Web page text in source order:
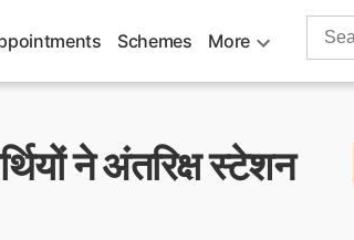
Schemes More
Search
ने अंतरिक्ष स्टेशन